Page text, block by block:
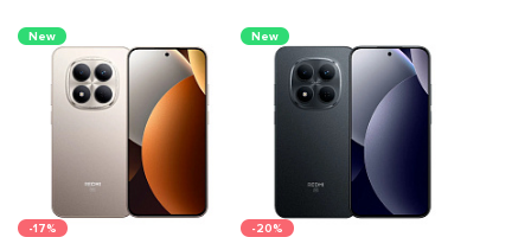
New
-17%
New
-20%